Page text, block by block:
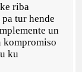
riba
tur hende
un
kompromiso
ku